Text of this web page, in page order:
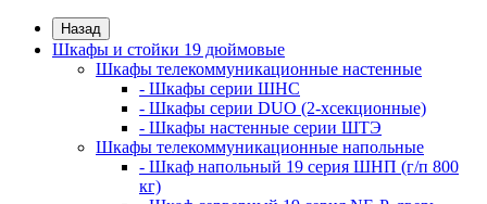
Назад
Шкафы и стойки 19 дюймовые
Шкафы телекоммуникационные настенные
- Шкафы серии ШНС
- Шкафы серии DUO (2-хсекционные)
- Шкафы настенные серии ШТЭ
Шкафы телекоммуникационные напольные
- Шкаф напольный 19 серия ШНП (г/п 800
кг)